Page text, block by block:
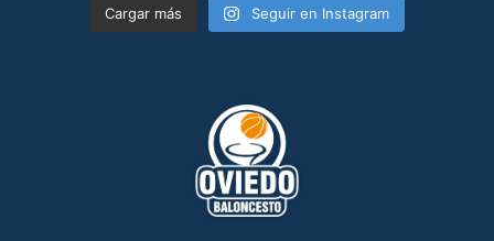
Cargar más Seguir en Instagram